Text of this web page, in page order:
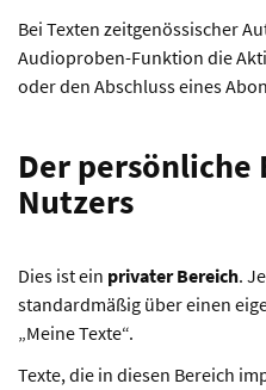
Bei Texten zeitgenössischer
Audioproben-Funktion die
oder den Abschluss eines
Der persönliche
Nutzers
Dies ist ein privater Bereich.
standardmäßig über einen
„Meine Texte“.
Texte, die in diesen Bereich